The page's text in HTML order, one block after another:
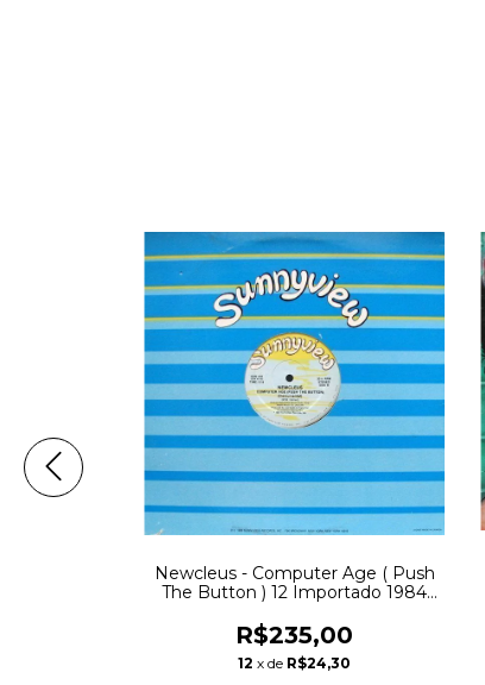
Newcleus - Computer Age ( Push
The Button ) 12 Importado 1984
R$235,00
12 x de R$24,30